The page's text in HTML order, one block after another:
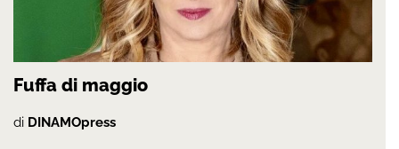
Fuffa di maggio
di DINAMOpress